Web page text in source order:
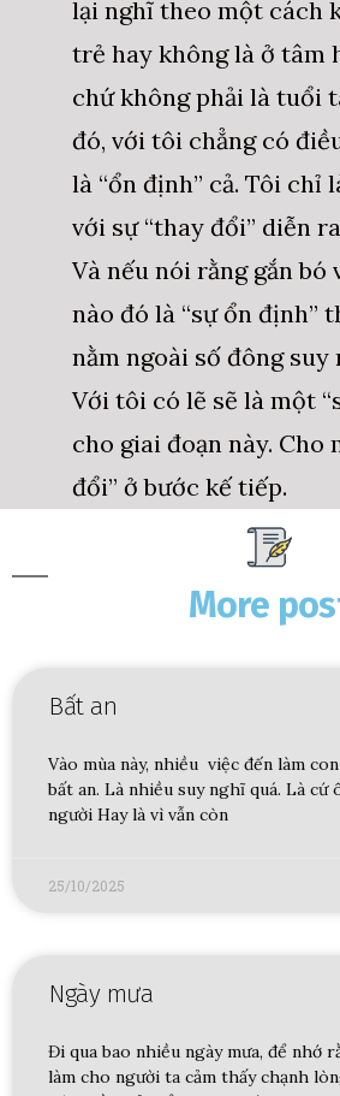
lại nghĩ theo một cách
trẻ hay không là ở tâm
chứ không phải là tuổi
đó, với tôi chẳng có
là “ổn định” cả. Tôi chỉ
với sự “thay đổi” diễn
Và nếu nói rằng gắn bó
nào đó là “sự ổn định”
nằm ngoài số đông suy
Với tôi có lẽ sẽ là một
cho giai đoạn này. Cho
đổi” ở bước kế tiếp.
More
Bất an
Vào mùa này, nhiều việc đến làm
bất an. Là nhiều suy nghĩ quá. Là cứ
người Hay là vì vẫn còn
25/10/2025
Ngày mưa
Đi qua bao nhiều ngày mưa, để nhớ
làm cho người ta cảm thấy chạnh